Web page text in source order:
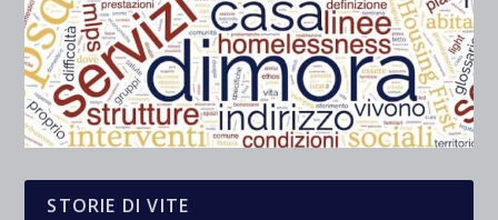
STORIE DI VITE